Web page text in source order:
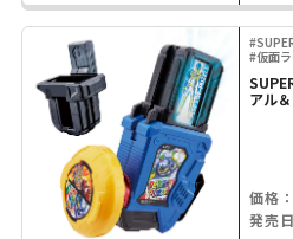
#仮面
アル
価格
発売